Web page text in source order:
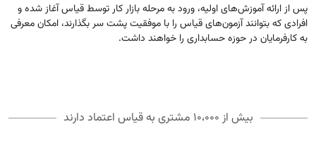
پس از ارائه آموزش‌­های اولیه، ورود به مرحله بازار کار توسط قیاس آغاز شده و
افرادی که بتوانند آزمون­‌های قیاس را با موفقیت پشت سر بگذارند، امکان معرفی
به کارفرمایان در حوزه حسابداری را خواهند داشت.
بیش از ۱۰،۰۰۰ مشتری به قیاس اعتماد دارند